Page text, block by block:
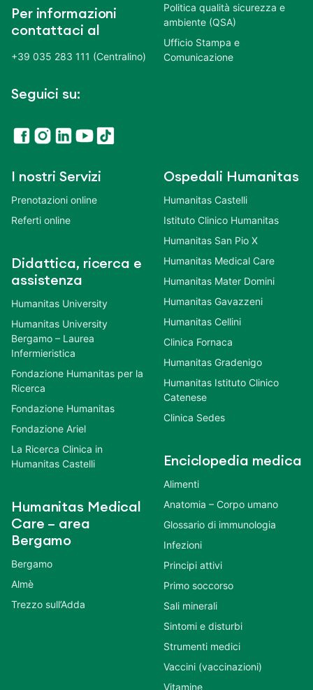
Per informazioni
contattaci al
+39 035 283 111 (Centralino)
Seguici su:
Politica qualità sicurezza e
ambiente (QSA)
Ufficio Stampa e
Comunicazione
I nostri Servizi
Prenotazioni online
Referti online
Didattica, ricerca e
assistenza
Humanitas University
Humanitas University
Bergamo – Laurea
Infermieristica
Fondazione Humanitas per la
Ricerca
Fondazione Humanitas
Fondazione Ariel
La Ricerca Clinica in
Humanitas Castelli
Humanitas Medical
Care – area
Bergamo
Bergamo
Almè
Trezzo sull’Adda
Ospedali Humanitas
Humanitas Castelli
Istituto Clinico Humanitas
Humanitas San Pio X
Humanitas Medical Care
Humanitas Mater Domini
Humanitas Gavazzeni
Humanitas Cellini
Clinica Fornaca
Humanitas Gradenigo
Humanitas Istituto Clinico
Catenese
Clinica Sedes
Enciclopedia medica
Alimenti
Anatomia – Corpo umano
Glossario di immunologia
Infezioni
Principi attivi
Primo soccorso
Sali minerali
Sintomi e disturbi
Strumenti medici
Vaccini (vaccinazioni)
Vitamine